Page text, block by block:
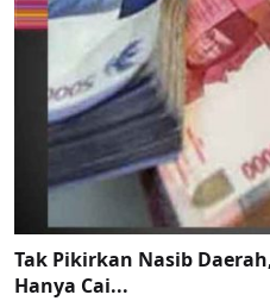
Tak Pikirkan Nasib
Hanya Cai...